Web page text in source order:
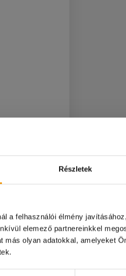
Részletek
a felhasználói élmény
elemező partnereinkkel
más olyan adatokkal, amelyeket
zárva tart és online
állás
1 2